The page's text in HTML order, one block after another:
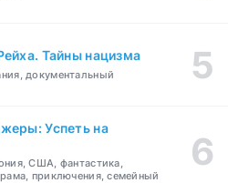
Тайны нацизма
документальный
Успеть на
США, фантастика,
приключения, семейный